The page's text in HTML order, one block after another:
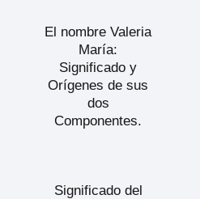
El nombre Valeria
María:
Significado y
Orígenes de sus
dos
Componentes.
Significado del